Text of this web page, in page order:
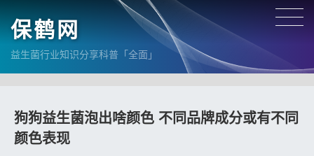
保鹤网
益生菌行业知识分享科普「全面」
狗狗益生菌泡出啥颜色 不同品牌成分或有不同
颜色表现